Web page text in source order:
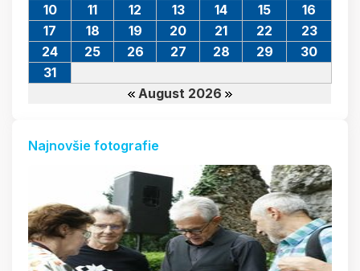
August 2026
10
11 12 13 14 15
16
17
18 19 20 21 22
23
24
25 26 27 28 29
30
31
Najnovšie fotografie